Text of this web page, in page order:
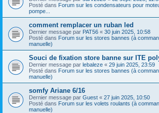
Posté dans Forum sur les condensateurs pour
pompe...
comment remplacer un ruban led
Dernier message par PAT56 « 30 juin 2025, 10:58
Posté dans Forum sur les stores bannes (à
manuelle)
Souci de fixation store banne sur ITE
Dernier message par lebaleze « 29 juin 2025, 23:59
Posté dans Forum sur les stores bannes (à
manuelle)
somfy Ariane 6/16
Dernier message par Guest « 27 juin 2025, 10:50
Posté dans Forum sur les volets roulants (à
manuelle)